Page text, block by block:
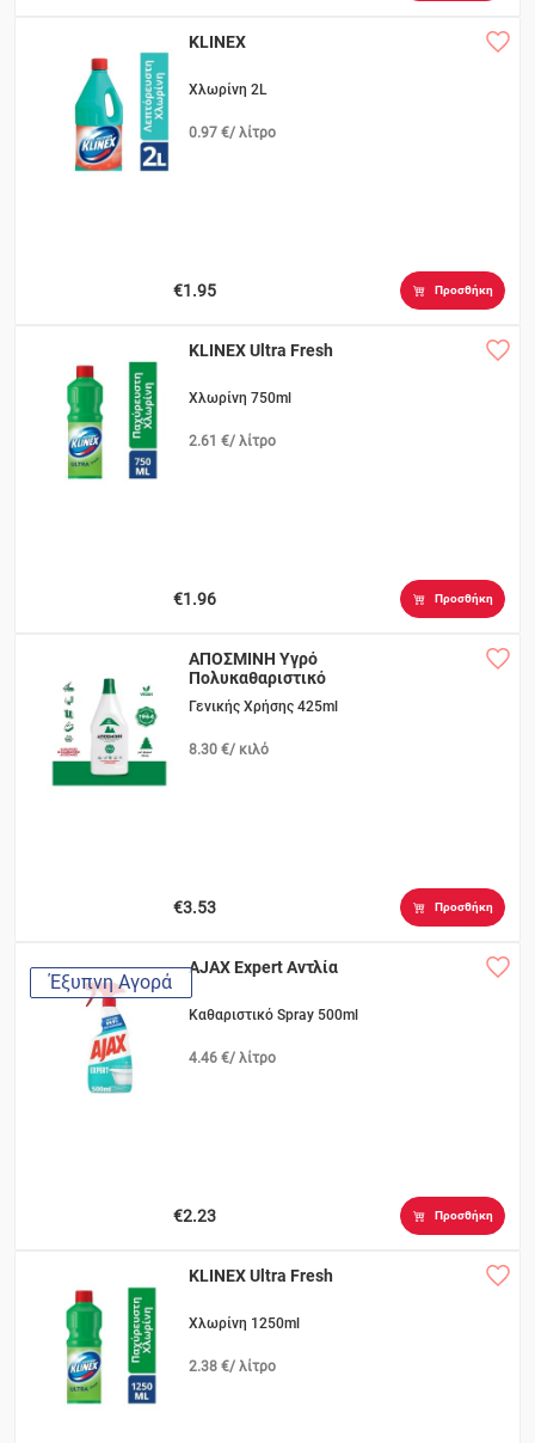
KLINEX
Χλωρίνη 2L
0.97 €/ λίτρο
€1.95 Προσθήκη
KLINEX Ultra Fresh
Χλωρίνη 750ml
2.61 €/ λίτρο
€1.96 Προσθήκη
ΑΠΟΣΜΙΝΗ Υγρό
Πολυκαθαριστικό
Γενικής Xρήσης 425ml
8.30 €/ κιλό
€3.53 Προσθήκη
Έξυπνη Αγορά
AJAX Expert Αντλία
Καθαριστικό Spray 500ml
4.46 €/ λίτρο
€2.23 Προσθήκη
KLINEX Ultra Fresh
Χλωρίνη 1250ml
2.38 €/ λίτρο